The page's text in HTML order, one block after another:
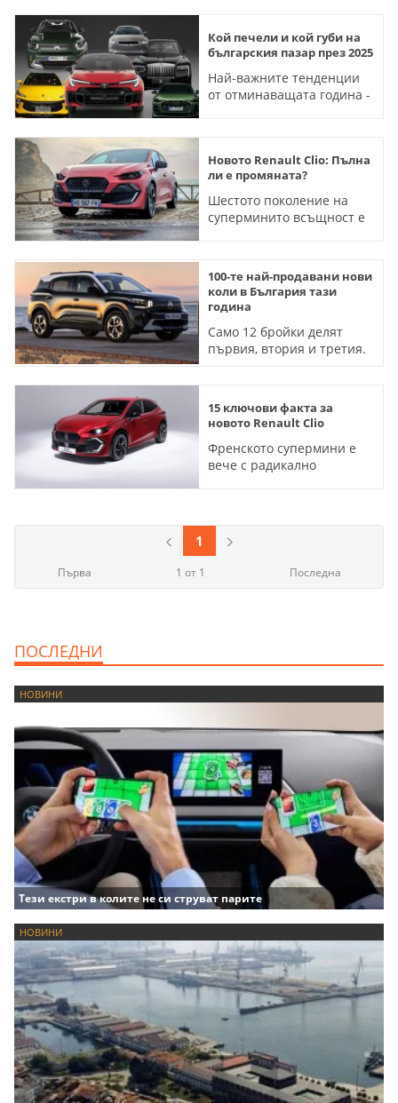
на лидера
Кой печели и кой губи на
българския пазар през 2025
Най-важните тенденции
от отминаващата година -
Новото Renault Clio: Пълна
ли е промяната?
Шестото поколение на
суперминито всъщност е
вече има 1.8-литров
двигател
100-те най-продавани нови
коли в България тази
година
Само 12 бройки делят
първия, втория и третия.
15 ключови факта за
новото Renault Clio
Френското супермини е
вече с радикално
1 от 1 Последна
1
Първа
ПОСЛЕДНИ
НОВИНИ
Тези екстри в колите не си струват парите
НОВИНИ